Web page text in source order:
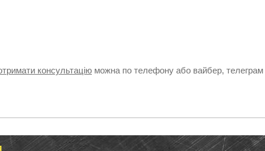
консультацію можна по телефону або вайбер, телеграм